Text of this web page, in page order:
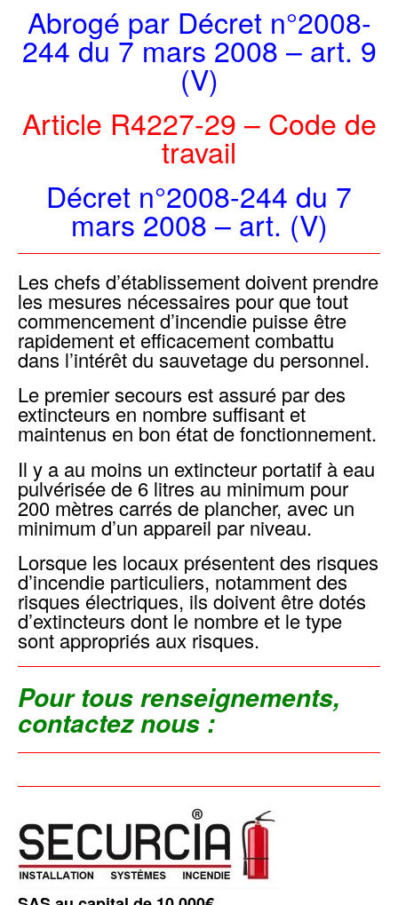
Abrogé par Décret n°2008-
244 du 7 mars 2008 – art. 9
(V)
Article R4227-29 – Code de
travail
Décret n°2008-244 du 7
mars 2008 – art. (V)
Les chefs d’établissement doivent prendre
les mesures nécessaires pour que tout
commencement d’incendie puisse être
rapidement et efficacement combattu
dans l’intérêt du sauvetage du personnel.
Le premier secours est assuré par des
extincteurs en nombre suffisant et
maintenus en bon état de fonctionnement.
Il y a au moins un extincteur portatif à eau
pulvérisée de 6 litres au minimum pour
200 mètres carrés de plancher, avec un
minimum d’un appareil par niveau.
Lorsque les locaux présentent des risques
d’incendie particuliers, notamment des
risques électriques, ils doivent être dotés
d’extincteurs dont le nombre et le type
sont appropriés aux risques.
Pour tous renseignements,
contactez nous :